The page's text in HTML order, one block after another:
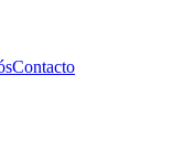
Contacto